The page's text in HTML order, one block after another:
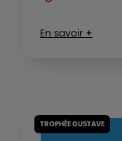
En savoir +
TROPHÉE GUSTAVE